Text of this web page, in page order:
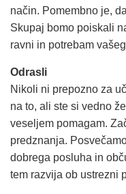
način. Pomembno je,
Skupaj bomo poiskali
ravni in potrebam
Odrasli
Nikoli ni prepozno za
na to, ali ste si vedno
veseljem pomagam.
predznanja.
dobrega posluha in
tem razvija ob ustrezni